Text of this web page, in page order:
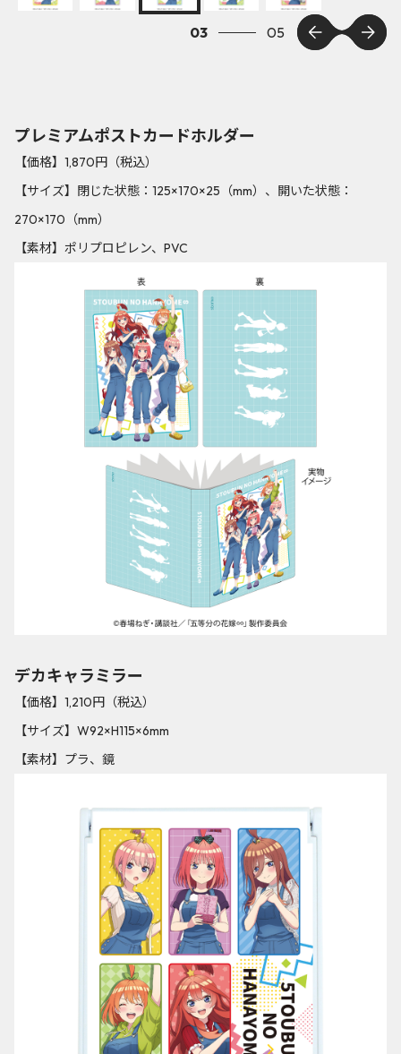
04 05
プレミアムポストカードホルダー
【価格】1,870円（税込）
【サイズ】閉じた状態：125×170×25（mm）、開いた状態：
270×170（mm）
【素材】ポリプロピレン、PVC
デカキャラミラー
【価格】1,210円（税込）
【サイズ】W92×H115×6mm
【素材】プラ、鏡